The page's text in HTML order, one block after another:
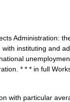
Administration:
instituting and
* * * in full
with particular